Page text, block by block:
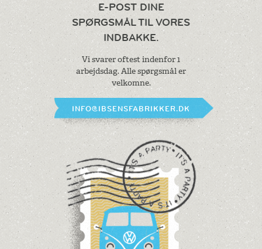
E-POST DINE
SPØRGSMÅLTIL VORES
INDBAKKE.
Vi svarer oftest indenfor 1
arbejdsdag.Alle spørgsmål er
velkomne.
INFO@IBSENSFABRIKKER.DK